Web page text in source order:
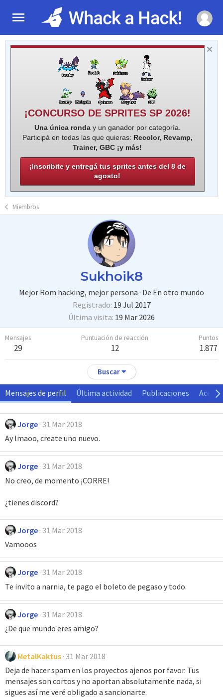
¡CONCURSO DE SPRITES SP 2026!
Una única ronday un ganador por categoría.
Participá en todas las que quieras: Recolor, Revamp,
Trainer, GBC ¡y más!
¡Inscribite y entregá tus sprites antes del 8 de
agosto!
Miembros
Sukhoik8
Mejor Rom hacking, mejor persona · De En otro mundo
Registrado 19 Jul 2017
Última visita 19 Mar 2026
Mensajes
29
Puntuación de reacción
12
Puntos
1.877
Buscar
Mensajes de perfil Última actividad Publicaciones Acerca
Jorge 31 Mar 2018
Ay lmaoo, create uno nuevo.
Jorge 31 Mar 2018
No creo, de momento ¡CORRE!
¿tienes discord?
Jorge 31 Mar 2018
Vamooos
Jorge 31 Mar 2018
Te invito a narnia, te pago el boleto de pegaso y todo.
Jorge 31 Mar 2018
¿De que mundo eres amigo?
MetalKaktus 31 Mar 2018
Deja de hacer spam en los proyectos ajenos por favor. Tus
mensajes son cortos y no aportan absolutamente nada, si
sigues así me veré obligado a sancionarte.